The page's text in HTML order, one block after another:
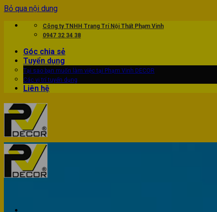
Bỏ qua nội dung
Công ty TNHH Trang Trí Nội Thất Phạm Vinh
0947 32 34 38
Góc chia sẻ
Tuyển dụng
Tại sao bạn muốn làm việc tại Phạm Vinh DECOR
Các vị trí tuyển dụng
Liên hệ